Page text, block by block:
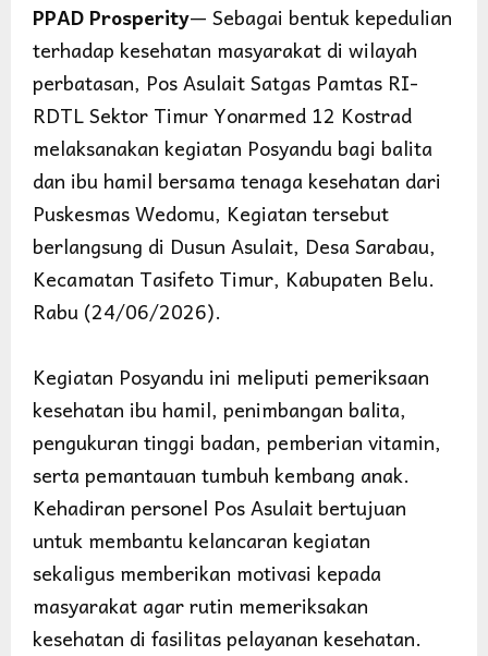
PPAD Prosperity— Sebagai bentuk kepedulian
terhadap kesehatan masyarakat di wilayah
perbatasan, Pos Asulait Satgas Pamtas RI-
RDTL Sektor Timur Yonarmed 12 Kostrad
melaksanakan kegiatan Posyandu bagi balita
dan ibu hamil bersama tenaga kesehatan dari
Puskesmas Wedomu, Kegiatan tersebut
berlangsung di Dusun Asulait, Desa Sarabau,
Kecamatan Tasifeto Timur, Kabupaten Belu.
Rabu (24/06/2026).
Kegiatan Posyandu ini meliputi pemeriksaan
kesehatan ibu hamil, penimbangan balita,
pengukuran tinggi badan, pemberian vitamin,
serta pemantauan tumbuh kembang anak.
Kehadiran personel Pos Asulait bertujuan
untuk membantu kelancaran kegiatan
sekaligus memberikan motivasi kepada
masyarakat agar rutin memeriksakan
kesehatan di fasilitas pelayanan kesehatan.